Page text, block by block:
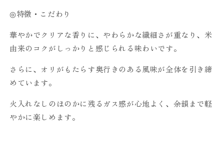
◎特徴・こだわり
華やかでクリアな香りに、やわらかな繊細さが重なり、米
由来のコクがしっかりと感じられる味わいです。
さらに、オリがもたらす奥行きのある風味が全体を引き締
めています。
火入れなしのほのかに残るガス感が心地よく、余韻まで軽
やかに楽しめます。